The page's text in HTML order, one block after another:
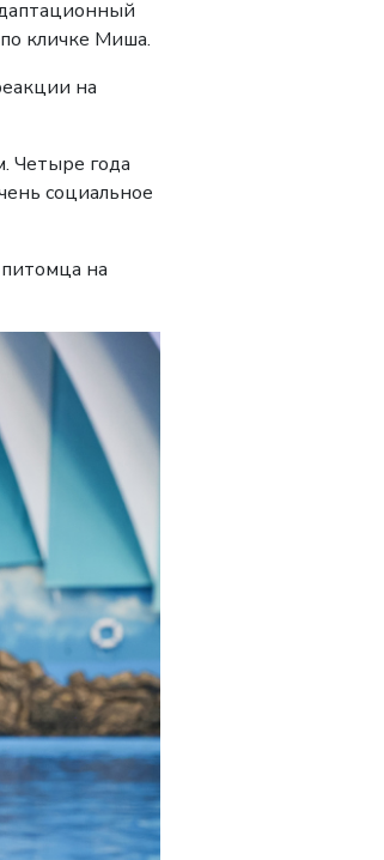
кличке Миша.
на
Четыре года
социальное
на